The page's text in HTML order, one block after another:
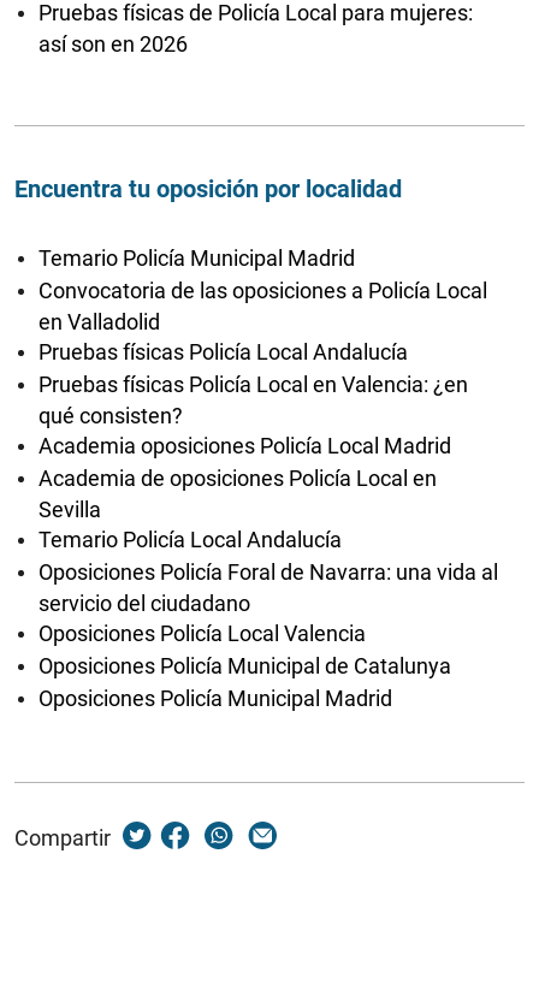
Pruebas físicas de Policía Local para mujeres:
así son en 2026
Encuentra tu oposición por localidad
Temario Policía Municipal Madrid
Convocatoria de las oposiciones a Policía Local
en Valladolid
Pruebas físicas Policía Local Andalucía
Pruebas físicas Policía Local en Valencia: ¿en
qué consisten?
Academia oposiciones Policía Local Madrid
Academia de oposiciones Policía Local en
Sevilla
Temario Policía Local Andalucía
Oposiciones Policía Foral de Navarra: una vida al
servicio del ciudadano
Oposiciones Policía Local Valencia
Oposiciones Policía Municipal de Catalunya
Oposiciones Policía Municipal Madrid
Compartir